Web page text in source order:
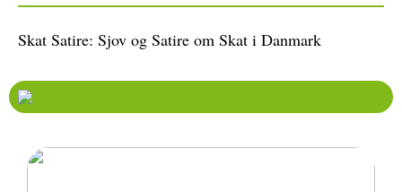
Skat Satire: Sjov og Satire om Skat i Danmark